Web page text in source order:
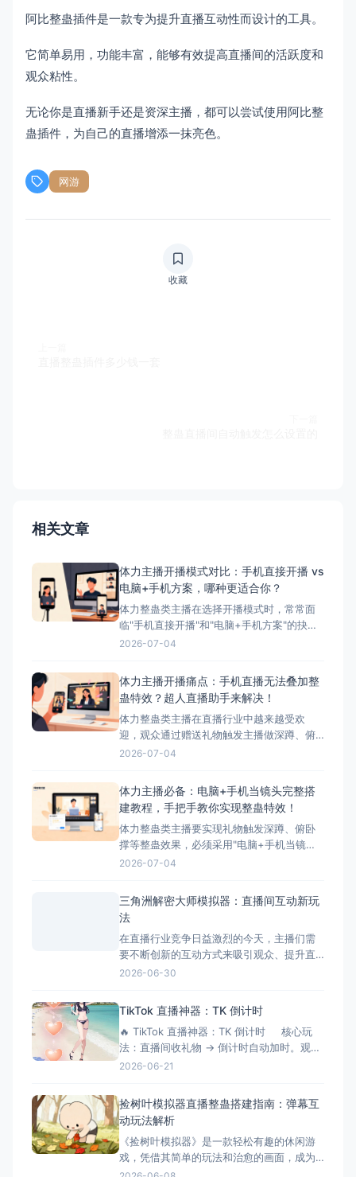
阿比整蛊插件是一款专为提升直播互动性而设计的工具。
它简单易用，功能丰富，能够有效提高直播间的活跃度和
观众粘性。
无论你是直播新手还是资深主播，都可以尝试使用阿比整
蛊插件，为自己的直播增添一抹亮色。
网游
收藏
相关文章
体力主播开播模式对比：手机直接开播 vs
电脑+手机方案，哪种更适合你？
体力整蛊类主播在选择开播模式时，常常面
临"手机直接开播"和"电脑+手机方案"的抉
择。本文将详细对比这两种模式的优缺点，
超人直播助手的电脑+手机方案。 ## 两种开
播模式简介 ### 模式一：手机直接开播 这
是最简单、最常用的开播方式，主播直接使
2026-07-04
体力主播开播痛点：手机直播无法叠加整
蛊特效？超人直播助手来解决！
体力整蛊类主播在直播行业中越来越受欢
迎，观众通过赠送礼物触发主播做深蹲、俯
卧撑等体力动作，互动性极强。然而，这类
播无法叠加第三方整蛊特效。本文将深入分
析这一痛点，并为您提供完美解决方案——
超人直播助手。 &nbsp; ## 体力主播面临的
核心痛点 &nbs
2026-07-04
体力主播必备：电脑+手机当镜头完整搭
建教程，手把手教你实现整蛊特效！
体力整蛊类主播要实现礼物触发深蹲、俯卧
撑等整蛊效果，必须采用"电脑+手机当镜
头"的组合方案。本文将手把手教您完成整个
建前的准备工作 硬件准备 电脑：Windows
系统，配置建议：Intel i5以上处理器、8GB
2026-07-04
三角洲解密大师模拟器：直播间互动新玩
法
在直播行业竞争日益激烈的今天，主播们需
要不断创新的互动方式来吸引观众、提升直
播间氛围。三角洲解密大师模拟器作为一款
来越多主播提升互动性的秘密武器。它不仅
能够增加直播的趣味性，还能有效延长观众
停留时间，提升直播间的活跃度和收益。 什
么是三角洲解密大师模拟器？
2026-06-30
TikTok 直播神器：TK 倒计时
🔥 TikTok 直播神器：TK 倒计时 核心玩
法：直播间收礼物 → 倒计时自动加时。观众
刷得越猛，直播/挑战时间越长！完美适配
弹幕与数据连接 ✅ 一键连接：无缝对接
TikTok 直
2026-06-21
捡树叶模拟器直播整蛊搭建指南：弹幕互
动玩法解析
《捡树叶模拟器》是一款轻松有趣的休闲游
戏，凭借其简单的玩法和治愈的画面，成为
了直播整蛊玩法的新选择。今天就来详细介